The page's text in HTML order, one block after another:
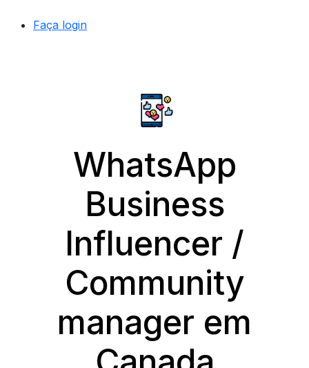
Faça login
WhatsApp
Business
Influencer /
Community
manager em